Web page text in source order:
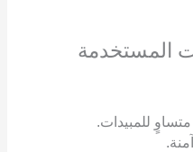
المستخدمة
للمبيدات.